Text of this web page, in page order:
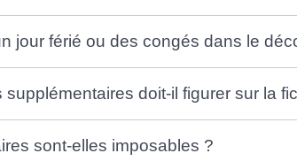
jour férié ou des congés dans le
doit-il figurer sur la
sont-elles imposables ?